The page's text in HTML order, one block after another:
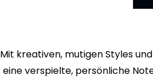
Mit kreativen, mutigen Styles
eine verspielte, persönliche